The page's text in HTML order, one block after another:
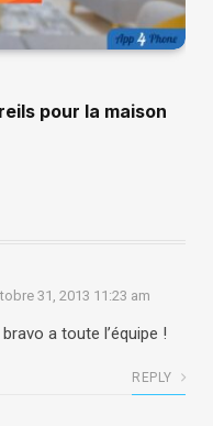
pour la maison
31, 2013 11:23 am
a toute l’équipe !
REPLY